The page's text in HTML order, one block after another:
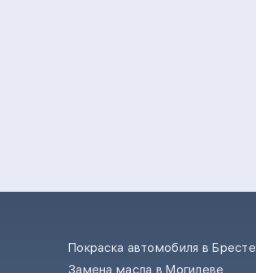
Покраска автомобиля в Бресте
Замена масла в Могилеве